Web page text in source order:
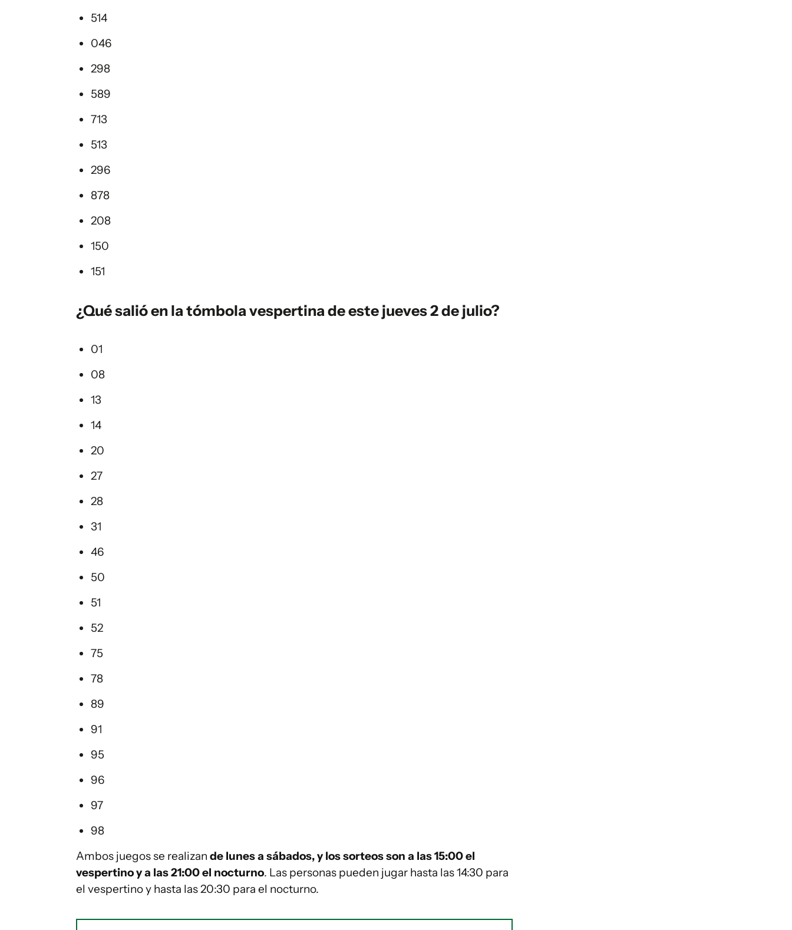
514
046
298
589
713
513
296
878
208
150
151
¿Qué salió en la tómbola vespertina de este jueves 2 de julio?
01
08
13
14
20
27
28
31
46
50
51
52
75
78
89
91
95
96
97
98
Ambos juegos se realizan de lunes a sábados, y los sorteos son a las 15:00 el
vespertino y a las 21:00 el nocturno. Las personas pueden jugar hasta las 14:30 para
el vespertino y hasta las 20:30 para el nocturno.